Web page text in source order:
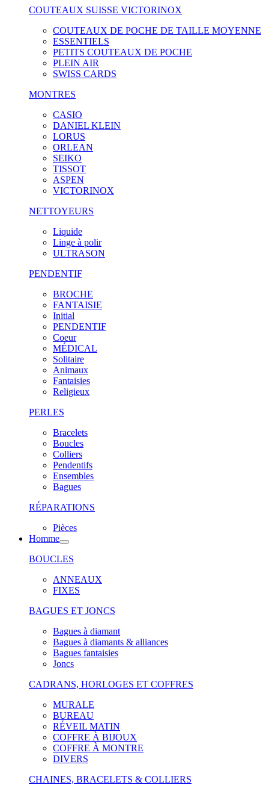
COUTEAUX SUISSE VICTORINOX
COUTEAUX DE POCHE DE TAILLE MOYENNE
ESSENTIELS
PETITS COUTEAUX DE POCHE
PLEIN AIR
SWISS CARDS
MONTRES
CASIO
DANIEL KLEIN
LORUS
ORLEAN
SEIKO
TISSOT
ASPEN
VICTORINOX
NETTOYEURS
Liquide
Linge à polir
ULTRASON
PENDENTIF
BROCHE
FANTAISIE
Initial
PENDENTIF
Coeur
MÉDICAL
Solitaire
Animaux
Fantaisies
Religieux
PERLES
Bracelets
Boucles
Colliers
Pendentifs
Ensembles
Bagues
RÉPARATIONS
Pièces
Homme
BOUCLES
ANNEAUX
FIXES
BAGUES ET JONCS
Bagues à diamant
Bagues à diamants & alliances
Bagues fantaisies
Joncs
CADRANS, HORLOGES ET COFFRES
MURALE
BUREAU
RÉVEIL MATIN
COFFRE À BIJOUX
COFFRE À MONTRE
DIVERS
CHAINES, BRACELETS & COLLIERS